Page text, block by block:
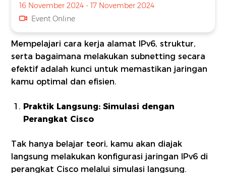
16 November 2024 - 17 November 2024
Event Online
Mempelajari cara kerja alamat IPv6, struktur,
serta bagaimana melakukan subnetting secara
efektif adalah kunci untuk memastikan jaringan
kamu optimal dan efisien.
Praktik Langsung: Simulasi dengan
Perangkat Cisco
Tak hanya belajar teori, kamu akan diajak
langsung melakukan konfigurasi jaringan IPv6 di
perangkat Cisco melalui simulasi langsung.